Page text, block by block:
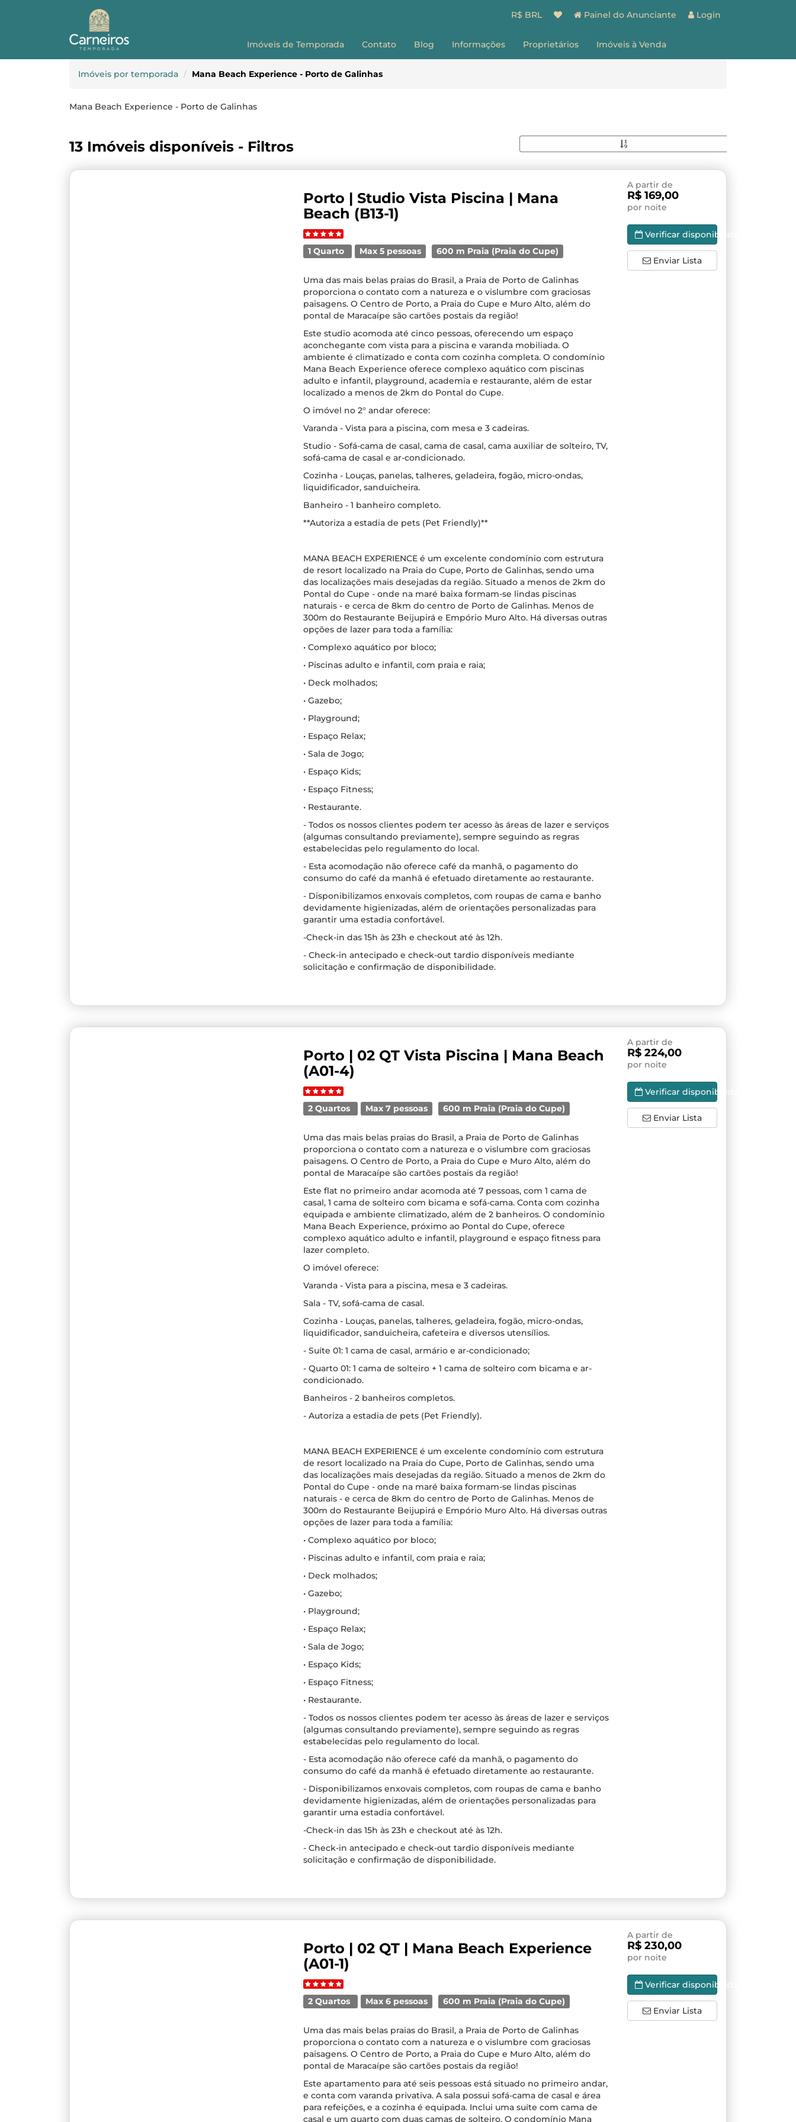
R$ BRL Painel do Anunciante Login
Imóveis de Temporada Contato Blog Informações Proprietários Imóveis à Venda
Imóveis por temporada Mana Beach Experience - Porto de Galinhas
Mana Beach Experience - Porto de Galinhas
13 Imóveis disponíveis - Filtros
Porto | Studio Vista Piscina | Mana
Beach (B13-1)
1 Quarto Max 5 pessoas 600 m Praia (Praia do Cupe)
Uma das mais belas praias do Brasil, a Praia de Porto de Galinhas
proporciona o contato com a natureza e o vislumbre com graciosas
paisagens. O Centro de Porto, a Praia do Cupe e Muro Alto, além do
pontal de Maracaípe são cartões postais da região!
Este studio acomoda até cinco pessoas, oferecendo um espaço
aconchegante com vista para a piscina e varanda mobiliada. O
ambiente é climatizado e conta com cozinha completa. O condomínio
Mana Beach Experience oferece complexo aquático com piscinas
adulto e infantil, playground, academia e restaurante, além de estar
localizado a menos de 2km do Pontal do Cupe.
O imóvel no 2° andar oferece:
Varanda - Vista para a piscina, com mesa e 3 cadeiras.
Studio - Sofá-cama de casal, cama de casal, cama auxiliar de solteiro, TV,
sofá-cama de casal e ar-condicionado.
Cozinha - Louças, panelas, talheres, geladeira, fogão, micro-ondas,
liquidificador, sanduicheira.
Banheiro - 1 banheiro completo.
**Autoriza a estadia de pets (Pet Friendly)**
MANA BEACH EXPERIENCE é um excelente condomínio com estrutura
de resort localizado na Praia do Cupe, Porto de Galinhas, sendo uma
das localizações mais desejadas da região. Situado a menos de 2km do
Pontal do Cupe - onde na maré baixa formam-se lindas piscinas
naturais - e cerca de 8km do centro de Porto de Galinhas. Menos de
300m do Restaurante Beijupirá e Empório Muro Alto. Há diversas outras
opções de lazer para toda a família:
• Complexo aquático por bloco;
• Piscinas adulto e infantil, com praia e raia;
• Deck molhados;
• Gazebo;
• Playground;
• Espaço Relax;
• Sala de Jogo;
• Espaço Kids;
• Espaço Fitness;
• Restaurante.
- Todos os nossos clientes podem ter acesso às áreas de lazer e serviços
(algumas consultando previamente), sempre seguindo as regras
estabelecidas pelo regulamento do local.
- Esta acomodação não oferece café da manhã, o pagamento do
consumo do café da manhã é efetuado diretamente ao restaurante.
- Disponibilizamos enxovais completos, com roupas de cama e banho
devidamente higienizadas, além de orientações personalizadas para
garantir uma estadia confortável.
-Check-in das 15h às 23h e checkout até às 12h.
- Check-in antecipado e check-out tardio disponíveis mediante
solicitação e confirmação de disponibilidade.
A partir de
R$ 169,00
por noite
Verificar disponibilidade
Enviar Lista
Porto | 02 QT Vista Piscina | Mana Beach
(A01-4)
2 Quartos Max 7 pessoas 600 m Praia (Praia do Cupe)
Uma das mais belas praias do Brasil, a Praia de Porto de Galinhas
proporciona o contato com a natureza e o vislumbre com graciosas
paisagens. O Centro de Porto, a Praia do Cupe e Muro Alto, além do
pontal de Maracaípe são cartões postais da região!
Este flat no primeiro andar acomoda até 7 pessoas, com 1 cama de
casal, 1 cama de solteiro com bicama e sofá-cama. Conta com cozinha
equipada e ambiente climatizado, além de 2 banheiros. O condomínio
Mana Beach Experience, próximo ao Pontal do Cupe, oferece
complexo aquático adulto e infantil, playground e espaço fitness para
lazer completo.
O imóvel oferece:
Varanda - Vista para a piscina, mesa e 3 cadeiras.
Sala - TV, sofá-cama de casal.
Cozinha - Louças, panelas, talheres, geladeira, fogão, micro-ondas,
liquidificador, sanduicheira, cafeteira e diversos utensílios.
- Suíte 01: 1 cama de casal, armário e ar-condicionado;
- Quarto 01: 1 cama de solteiro + 1 cama de solteiro com bicama e ar-
condicionado.
Banheiros - 2 banheiros completos.
- Autoriza a estadia de pets (Pet Friendly).
MANA BEACH EXPERIENCE é um excelente condomínio com estrutura
de resort localizado na Praia do Cupe, Porto de Galinhas, sendo uma
das localizações mais desejadas da região. Situado a menos de 2km do
Pontal do Cupe - onde na maré baixa formam-se lindas piscinas
naturais - e cerca de 8km do centro de Porto de Galinhas. Menos de
300m do Restaurante Beijupirá e Empório Muro Alto. Há diversas outras
opções de lazer para toda a família:
• Complexo aquático por bloco;
• Piscinas adulto e infantil, com praia e raia;
• Deck molhados;
• Gazebo;
• Playground;
• Espaço Relax;
• Sala de Jogo;
• Espaço Kids;
• Espaço Fitness;
• Restaurante.
- Todos os nossos clientes podem ter acesso às áreas de lazer e serviços
(algumas consultando previamente), sempre seguindo as regras
estabelecidas pelo regulamento do local.
- Esta acomodação não oferece café da manhã, o pagamento do
consumo do café da manhã é efetuado diretamente ao restaurante.
- Disponibilizamos enxovais completos, com roupas de cama e banho
devidamente higienizadas, além de orientações personalizadas para
garantir uma estadia confortável.
-Check-in das 15h às 23h e checkout até às 12h.
- Check-in antecipado e check-out tardio disponíveis mediante
solicitação e confirmação de disponibilidade.
A partir de
R$ 224,00
por noite
Verificar disponibilidade
Enviar Lista
Porto | 02 QT | Mana Beach Experience
(A01-1)
2 Quartos Max 6 pessoas 600 m Praia (Praia do Cupe)
Uma das mais belas praias do Brasil, a Praia de Porto de Galinhas
proporciona o contato com a natureza e o vislumbre com graciosas
paisagens. O Centro de Porto, a Praia do Cupe e Muro Alto, além do
pontal de Maracaípe são cartões postais da região!
Este apartamento para até seis pessoas está situado no primeiro andar,
e conta com varanda privativa. A sala possui sofá-cama de casal e área
para refeições, e a cozinha é equipada. Inclui uma suíte com cama de
casal e um quarto com duas camas de solteiro. O condomínio Mana
A partir de
R$ 230,00
por noite
Verificar disponibilidade
Enviar Lista